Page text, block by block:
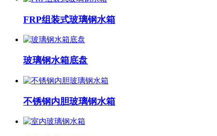
FRP组装式玻璃钢水箱
玻璃钢水箱底盘
不锈钢内胆玻璃钢水箱